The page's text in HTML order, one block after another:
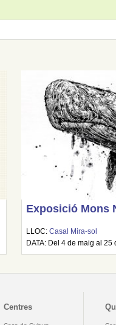
Exposició Mons
LLOC:Casal Mira-sol
DATA: Del 4 de maig al 25
Centres